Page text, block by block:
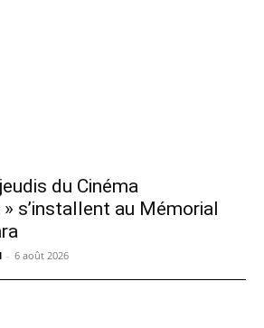
du Cinéma
s’installent au Mémorial
- 6 août 2026